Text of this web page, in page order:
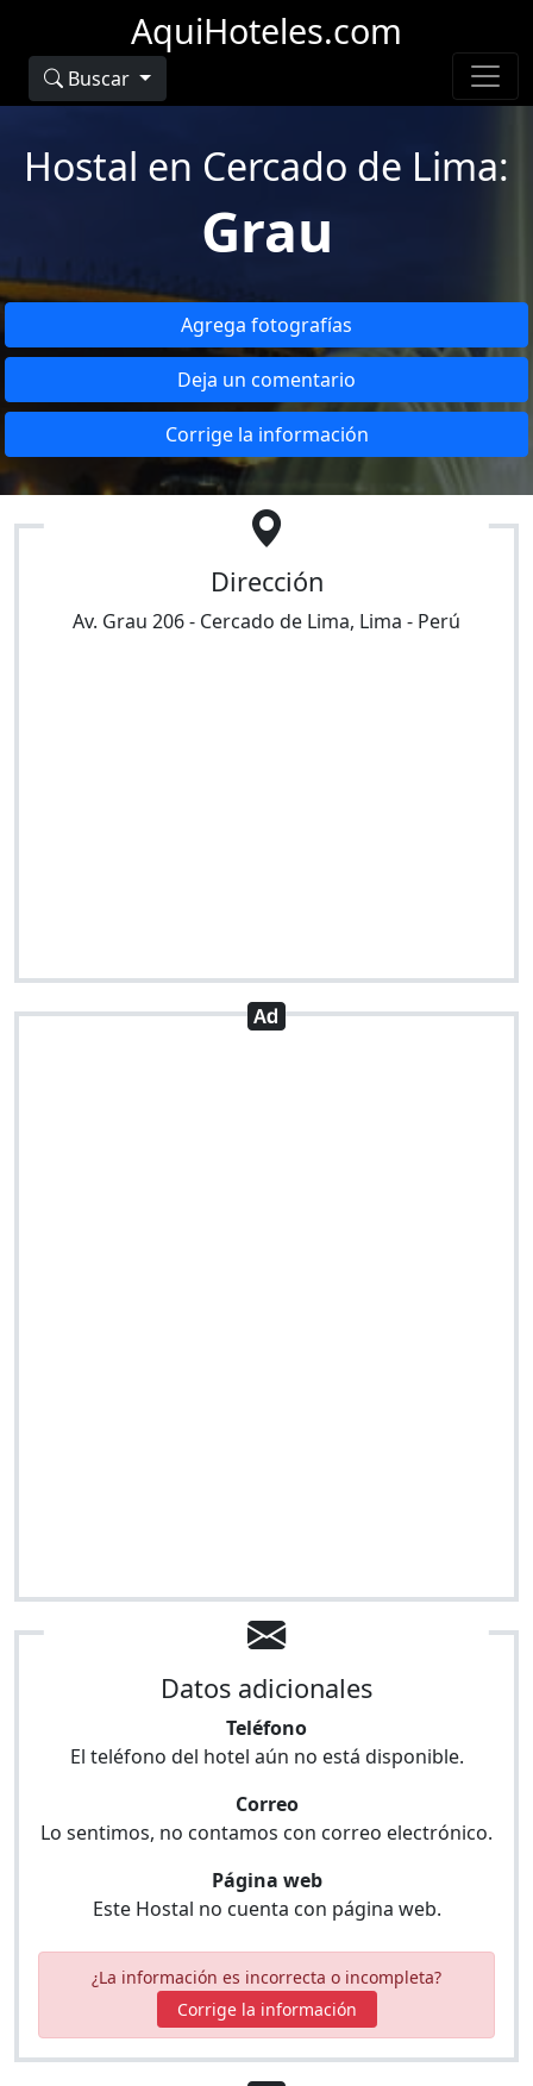
AquiHoteles.com
Buscar
Hostal en Cercado de Lima:
Grau
Agrega fotografías
Deja un comentario
Corrige la información
Dirección
Av. Grau 206- Cercado de Lima, Lima - Perú
Datos adicionales
Teléfono
El teléfono del hotel aún no está disponible.
Correo
Lo sentimos, no contamos con correo electrónico.
Página web
Este Hostal no cuenta con página web.
¿La información es incorrecta o incompleta?
Corrige la información